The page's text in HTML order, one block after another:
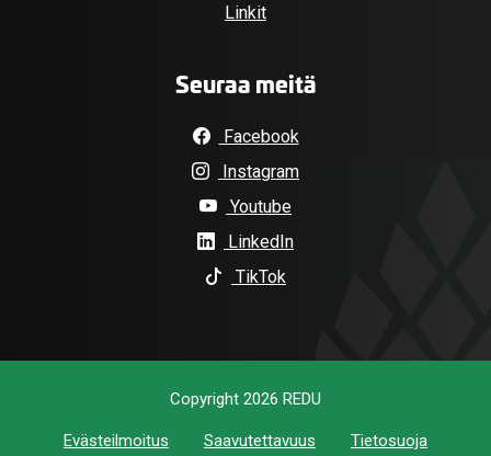
Linkit
Seuraa meitä
Facebook
Instagram
Youtube
LinkedIn
TikTok
Copyright 2026 REDU
Evästeilmoitus Saavutettavuus Tietosuoja